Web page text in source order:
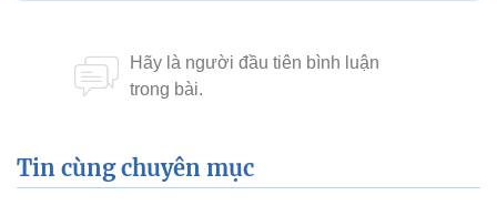
Tấm ảnh đại diện của Khánh Thi cũng là hình hai
"cô trò". Sự ưu ái đặc biệt của nữ hoàng dancesport
bàn cãi, dù học trò của Khánh Thi có tới cả chục
người.